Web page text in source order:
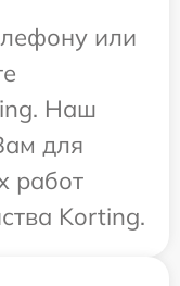
или
Наш
для
работ
Korting.